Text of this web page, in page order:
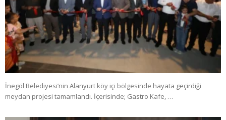
İnegöl Belediyesi’nin Alanyurt köy içi bölgesinde hayata geçirdiği
meydan projesi tamamlandı. İçerisinde; Gastro Kafe, …